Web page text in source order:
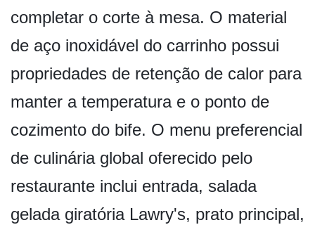
completar o corte à mesa. O material
de aço inoxidável do carrinho possui
propriedades de retenção de calor para
manter a temperatura e o ponto de
cozimento do bife. O menu preferencial
de culinária global oferecido pelo
restaurante inclui entrada, salada
gelada giratória Lawry's, prato principal,